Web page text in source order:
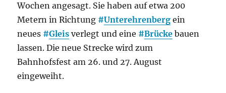
Wochen angesagt. Sie haben auf etwa 200
Metern in Richtung #Unterehrenberg ein
neues #Gleis verlegt und eine #Brücke bauen
lassen. Die neue Strecke wird zum
Bahnhofsfest am 26. und 27. August
eingeweiht.